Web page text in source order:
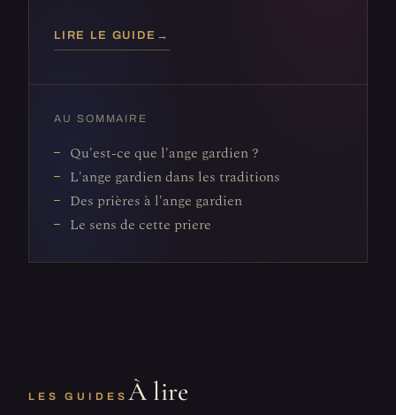
LIRE LE GUIDE →
AU SOMMAIRE
Qu'est-ce que l'ange gardien ?
L'ange gardien dans les traditions
Des prières à l'ange gardien
Le sens de cette priere
LES GUIDES À lire